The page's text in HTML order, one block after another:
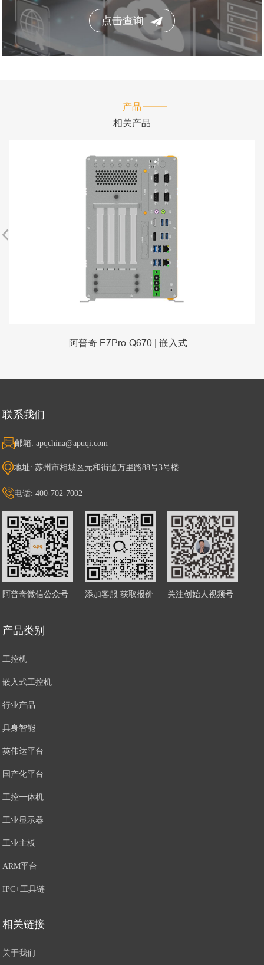
点击查询
产品
相关产品
阿普奇 E7Pro-Q670 | 嵌入式...
联系我们
邮箱: apqchina@apuqi.com
地址: 苏州市相城区元和街道万里路88号3号楼
电话: 400-702-7002
阿普奇微信公众号 添加客服 获取报价 关注创始人视频号
产品类别
工控机
嵌入式工控机
行业产品
具身智能
英伟达平台
国产化平台
工控一体机
工业显示器
工业主板
ARM平台
IPC+工具链
相关链接
关于我们